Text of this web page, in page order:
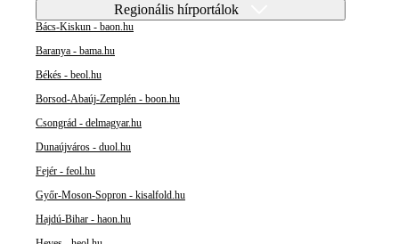
Regionális hírportálok
Bács-Kiskun - baon.hu
Baranya - bama.hu
Békés - beol.hu
Borsod-Abaúj-Zemplén - boon.hu
Csongrád - delmagyar.hu
Dunaújváros - duol.hu
Fejér - feol.hu
Győr-Moson-Sopron - kisalfold.hu
Hajdú-Bihar - haon.hu